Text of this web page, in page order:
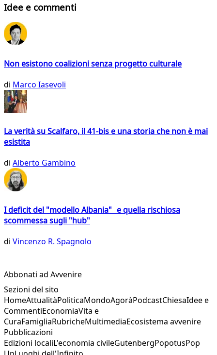
Idee e commenti
Non esistono coalizioni senza progetto culturale
di Marco Iasevoli
La verità su Scalfaro, il 41-bis e una storia che non è mai
esistita
di Alberto Gambino
I deficit del "modello Albania" e quella rischiosa
scommessa sugli "hub"
di Vincenzo R. Spagnolo
Abbonati ad Avvenire
Sezioni del sito
HomeAttualitàPoliticaMondoAgoràPodcastChiesaIdee e
CommentiEconomiaVita e
CuraFamigliaRubricheMultimediaEcosistema avvenire
Pubblicazioni
Edizioni localiL'economia civileGutenbergPopotusPop